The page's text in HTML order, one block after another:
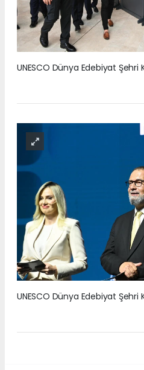
UNESCO Dünya Edebiyat
UNESCO Dünya Edebiyat